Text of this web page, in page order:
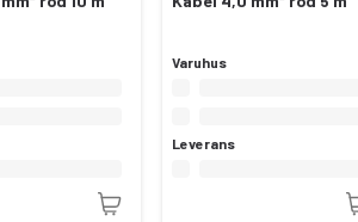
Varuhus
Leverans